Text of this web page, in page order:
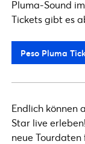
Pluma-Sound
Tickets gibt es
Peso Pluma
Endlich können
Star live
neue Tourdaten